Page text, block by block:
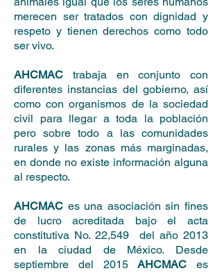
merecen ser tratados con dignidad y
respeto y tienen derechos como todo
ser vivo.
AHCMAC trabaja en conjunto con
diferentes instancias del gobierno, así
como con organismos de la sociedad
civil para llegar a toda la población
pero sobre todo a las comunidades
rurales y las zonas más marginadas,
en donde no existe información alguna
al respecto.
AHCMAC es una asociación sin fines
de lucro acreditada bajo el acta
constitutiva No. 22,549 del año 2013
en la ciudad de México. Desde
septiembre del 2015AHCMAC es